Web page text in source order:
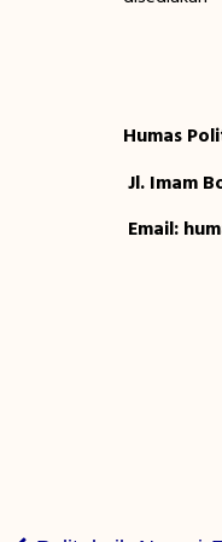
Humas
Jl. Imam
Email: